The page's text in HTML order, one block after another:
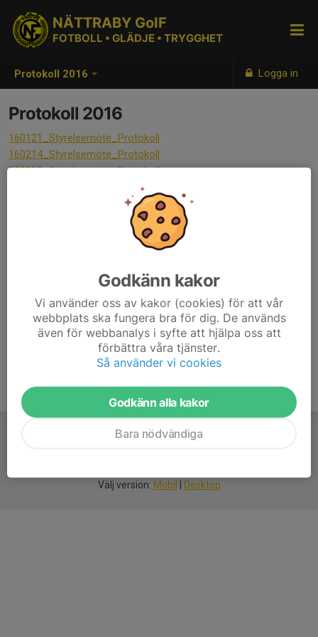
Protokoll 2016 Logga in
NÄTTRABY GoIF
FOTBOLL • GLÄDJE • TRYGGHET
Protokoll 2016
160121_Styrelsemöte_Protokoll
160214_Styrelsemöte_Protokoll
160313_Styrelsemöte_Protokoll
160420_Styrelsemöte_Protokoll
160522_Styrelsemöte_Protokoll
160818_Styrelsemöte_Protokoll
160915_Styrelsemöte_Protokoll
161119_Styrelsemöte_Protokoll
Välj version: Mobil Desktop
Godkänn kakor
Vi använder oss av kakor (cookies) för att vår
webbplats ska fungera bra för dig. De används
även för webbanalys i syfte att hjälpa oss att
förbättra våra tjänster.
Så använder vi cookies
Godkänn alla kakor
Bara nödvändiga